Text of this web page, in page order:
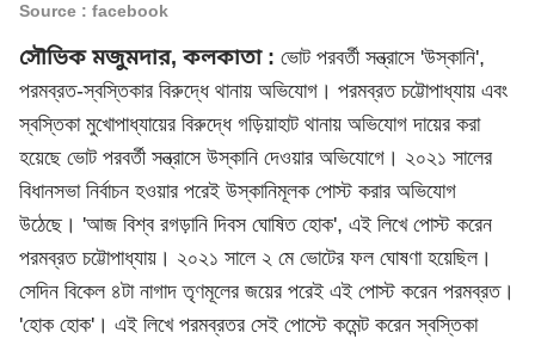
Source : facebook
সৌভিক মজুমদার, কলকাতা : ভোট পরবর্তী সন্ত্রাসে 'উস্কানি',
পরমব্রত-স্বস্তিকার বিরুদ্ধে থানায় অভিযোগ। পরমব্রত চট্টোপাধ্যায় এবং
স্বস্তিকা মুখোপাধ্যায়ের বিরুদ্ধে গড়িয়াহাট থানায় অভিযোগ দায়ের করা
হয়েছে ভোট পরবর্তী সন্ত্রাসে উস্কানি দেওয়ার অভিযোগে। ২০২১ সালের
বিধানসভা নির্বাচন হওয়ার পরেই উস্কানিমূলক পোস্ট করার অভিযোগ
উঠেছে। 'আজ বিশ্ব রগড়ানি দিবস ঘোষিত হোক', এই লিখে পোস্ট করেন
পরমব্রত চট্টোপাধ্যায়। ২০২১ সালে ২ মে ভোটের ফল ঘোষণা হয়েছিল।
সেদিন বিকেল ৪টা নাগাদ তৃণমূলের জয়ের পরেই এই পোস্ট করেন পরমব্রত।
'হোক হোক'। এই লিখে পরমব্রতর সেই পোস্টে কমেন্ট করেন স্বস্তিকা